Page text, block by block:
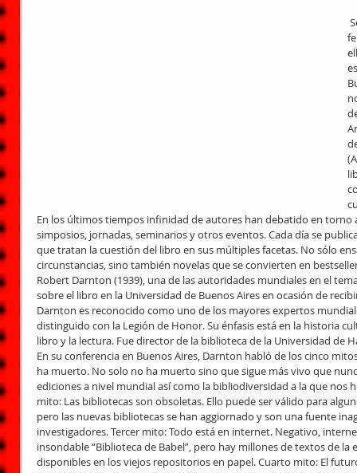
En los últimos tiempos infinidad de autores han debatido en torno
simposios, jornadas, seminarios y otros eventos. Cada día se
que tratan la cuestión del libro en sus múltiples facetas. No sólo
circunstancias, sino también novelas que se convierten en
Robert Darnton (1939), una de las autoridades mundiales en el
sobre el libro en la Universidad de Buenos Aires en ocasión de
Darnton es reconocido como uno de los mayores expertos
distinguido con la Legión de Honor. Su énfasis está en la historia
libro y la lectura. Fue director de la biblioteca de la Universidad de
En su conferencia en Buenos Aires, Darnton habló de los cinco
ha muerto. No solo no ha muerto sino que sigue más vivo que
ediciones a nivel mundial así como la bibliodiversidad a la que nos
mito: Las bibliotecas son obsoletas. Ello puede ser válido para
pero las nuevas bibliotecas se han aggiornado y son una fuente
investigadores. Tercer mito: Todo está en internet. Negativo,
insondable “Biblioteca de Babel”, pero hay millones de textos de
disponibles en los viejos repositorios en papel. Cuarto mito: El